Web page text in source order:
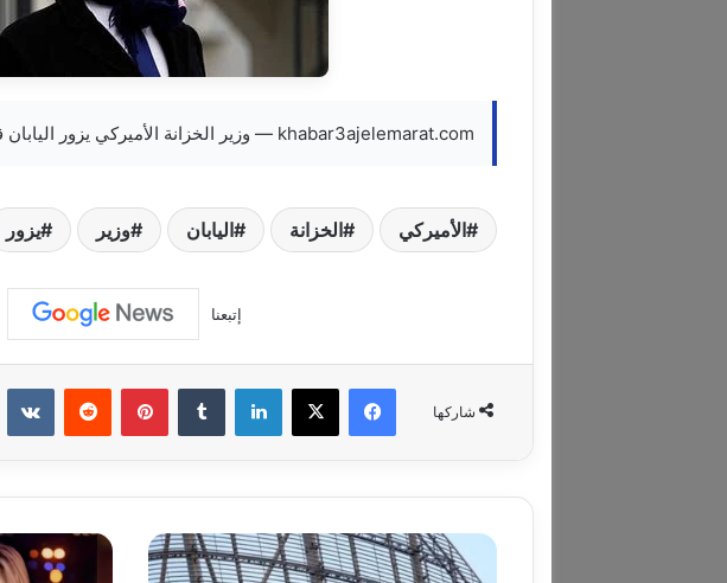
khabar3ajelemarat.com — وزير الخزانة الأميركي يزور اليابان قبل قمة مرتقبة مع الصين
الأميركي الخزانة اليابان وزير يزور
إتبعنا
شاركها
فيسبوك ‫X لينكدإن ‏Tumblr بينتيريست ‏Reddit
‏VKontakte
إ
ا